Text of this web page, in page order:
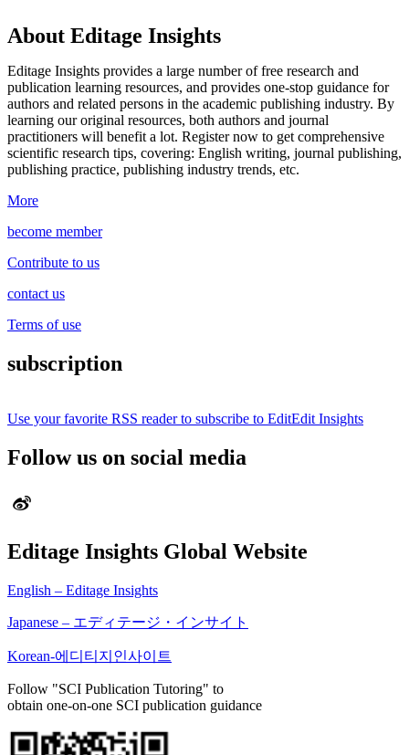
About Editage Insights
Editage Insights provides a large number of free research and
publication learning resources, and provides one-stop guidance for
authors and related persons in the academic publishing industry. By
learning our original resources, both authors and journal
practitioners will benefit a lot. Register now to get comprehensive
scientific research tips, covering: English writing, journal publishing,
publishing practice, publishing industry trends, etc.
More
become member
Contribute to us
contact us
Terms of use
subscription
Use your favorite RSS reader to subscribe to EditEdit Insights
Follow us on social media
Editage Insights Global Website
English – Editage Insights
Japanese – エディテージ・インサイト
Korean-에디티지인사이트
Follow "SCI Publication Tutoring" to
obtain one-on-one SCI publication guidance